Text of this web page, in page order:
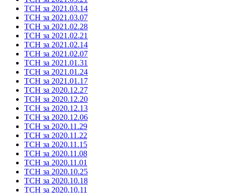
ТСН за 2021.03.14
ТСН за 2021.03.07
ТСН за 2021.02.28
ТСН за 2021.02.21
ТСН за 2021.02.14
ТСН за 2021.02.07
ТСН за 2021.01.31
ТСН за 2021.01.24
ТСН за 2021.01.17
ТСН за 2020.12.27
ТСН за 2020.12.20
ТСН за 2020.12.13
ТСН за 2020.12.06
ТСН за 2020.11.29
ТСН за 2020.11.22
ТСН за 2020.11.15
ТСН за 2020.11.08
ТСН за 2020.11.01
ТСН за 2020.10.25
ТСН за 2020.10.18
ТСН за 2020.10.11